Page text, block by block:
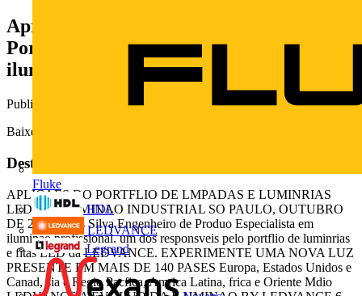
Fluke
HDL
LEDVANCE
Legrand
Apresentação realizada no webinar sobre
Portfólio de lâmpadas e luminárias para
iluminação industrial
Publicado: 29 de outubro de 2019
· Categoria: White Papers
Baixe aqui a apresentação.
Deste documento
APLICAES DO PORTFLIO DE LMPADAS E LUMINRIAS
LED NA ILUMINAO INDUSTRIAL SO PAULO, OUTUBRO
DE 2019 Jenys Silva Engenheiro de Produo Especialista em
iluminao profissional. um dos responsveis pelo portflio de luminrias
e fitas LED da LEDVANCE. EXPERIMENTE UMA NOVA LUZ
PRESENTE EM MAIS DE 140 PASES Europa, Estados Unidos e
Canad, sia e Regio Pacfica, Amrica Latina, frica e Oriente Mdio